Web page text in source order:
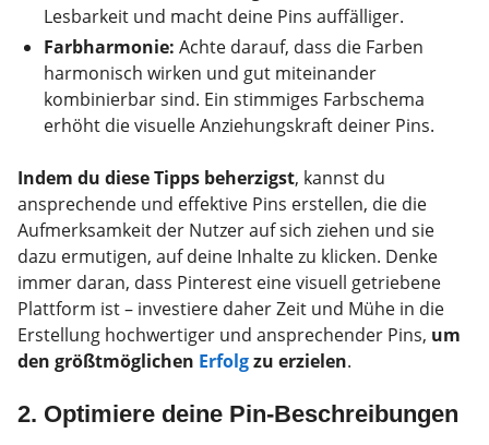
Lesbarkeit und macht deine Pins auffälliger.
Farbharmonie: Achte darauf, dass die Farben
harmonisch wirken und gut miteinander
kombinierbar sind. Ein stimmiges Farbschema
erhöht die visuelle Anziehungskraft deiner Pins.
Indem du diese Tipps beherzigst, kannst du
ansprechende und effektive Pins erstellen, die die
Aufmerksamkeit der Nutzer auf sich ziehen und sie
dazu ermutigen, auf deine Inhalte zu klicken. Denke
immer daran, dass Pinterest eine visuell getriebene
Plattform ist – investiere daher Zeit und Mühe in die
Erstellung hochwertiger und ansprechender Pins, um
den größtmöglichen Erfolgzu erzielen.
2. Optimiere deine Pin-Beschreibungen